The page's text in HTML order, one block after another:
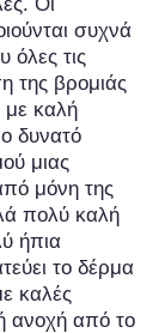
συχνά
όλες τις
της βρομιάς
με καλή
δυνατό
μιας
μόνη της
πολύ καλή
ήπια
το δέρμα
καλές
ανοχή από το